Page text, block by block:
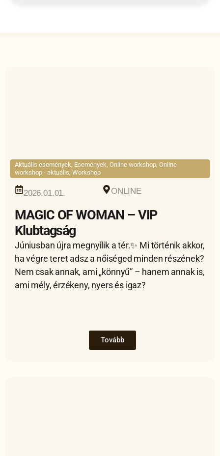
Aktuális események, Események, Online workshop, Online
workshop - aktuális, Workshop
2026.01.01. ONLINE
MAGIC OF WOMAN – VIP
Klubtagság
Júniusban újra megnyílik a tér.✨ Mi történik akkor,
ha végre teret adsz a nőiséged minden részének?
Nem csak annak, ami „könnyű” – hanem annak is,
ami mély, érzékeny, nyers és igaz?
Tovább